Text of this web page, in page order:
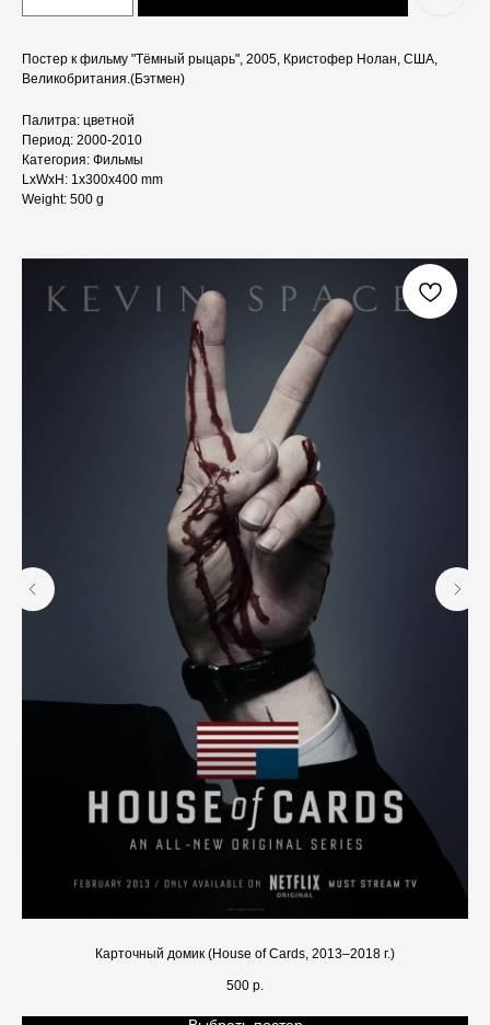
Постер к фильму "Тёмный рыцарь", 2005, Кристофер Нолан, США,
Великобритания.(Бэтмен)
Палитра: цветной
Период: 2000-2010
Категория: Фильмы
LxWxH: 1x300x400 mm
Weight: 500 g
Карточный домик (House of Cards, 2013–2018 г.)
500 р.